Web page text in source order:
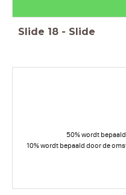
Slide 18 - Slide
50% wordt
10% wordt bepaald door de